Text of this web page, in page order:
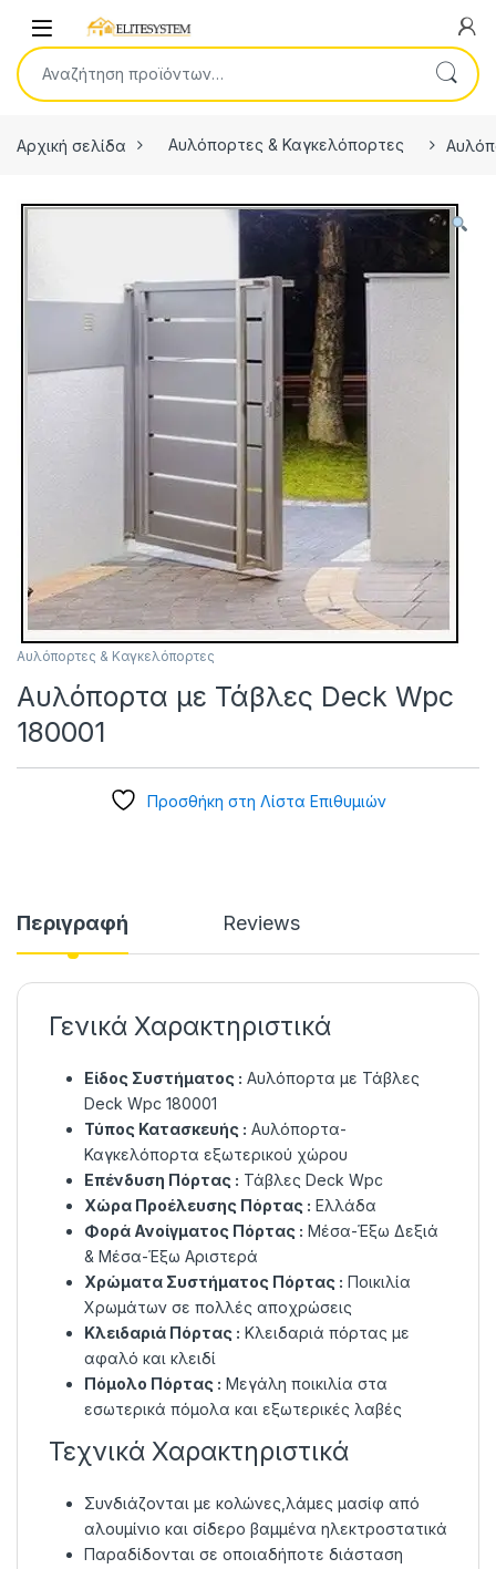
Open
Αναζήτηση για:
Αρχική σελίδα Αυλόπορτες & Καγκελόπορτες
Αυλόπορτες & Καγκελόπορτες
Αυλόπορτα με Τάβλες Deck Wpc
180001
Προσθήκη στη Λίστα Επιθυμιών
Περιγραφή Reviews
Γενικά Χαρακτηριστικά
Είδος Συστήματος : Αυλόπορτα με Τάβλες
Deck Wpc 180001
Τύπος Κατασκευής : Αυλόπορτα-
Καγκελόπορτα εξωτερικού χώρου
Επένδυση Πόρτας : Τάβλες Deck Wpc
Χώρα Προέλευσης Πόρτας : Ελλάδα
Φορά Ανοίγματος Πόρτας : Μέσα-Έξω Δεξιά
& Μέσα-Έξω Αριστερά
Χρώματα Συστήματος Πόρτας : Ποικιλία
Χρωμάτων σε πολλές αποχρώσεις
Κλειδαριά Πόρτας : Κλειδαριά πόρτας με
αφαλό και κλειδί
Πόμολο Πόρτας : Μεγάλη ποικιλία στα
εσωτερικά πόμολα και εξωτερικές λαβές
Τεχνικά Χαρακτηριστικά
Συνδιάζονται με κολώνες,λάμες μασίφ από
αλουμίνιο και σίδερο βαμμένα ηλεκτροστατικά
Παραδίδονται σε οποιαδήποτε διάσταση